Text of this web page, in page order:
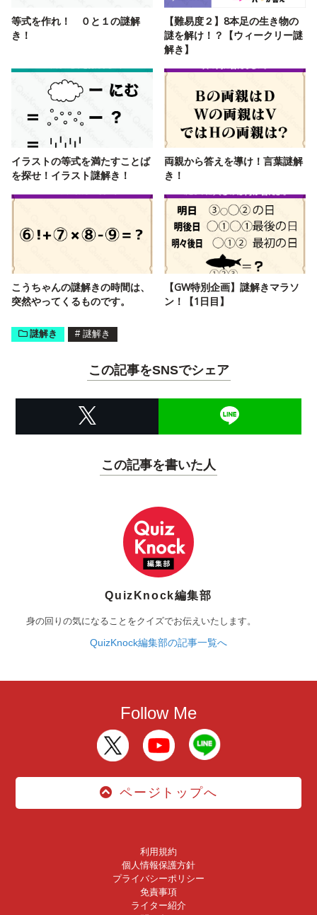
等式を作れ！ ０と１の謎解
き！
【難易度２】8本足の生き物の
謎を解け！？【ウィークリー謎
解き】
イラストの等式を満たすことば
を探せ！イラスト謎解き！
両親から答えを導け！言葉謎解
き！
こうちゃんの謎解きの時間は、
突然やってくるものです。
【GW特別企画】謎解きマラソ
ン！【1日目】
謎解き # 謎解き
この記事をSNSでシェア
この記事を書いた人
QuizKnock編集部
身の回りの気になることをクイズでお伝えいたします。
QuizKnock編集部の記事一覧へ
Follow Me
ページトップへ
利用規約
個人情報保護方針
プライバシーポリシー
免責事項
ライター紹介